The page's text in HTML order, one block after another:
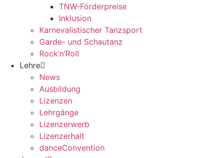
TNW-Förderpreise
Inklusion
Karnevalistischer Tanzsport
Garde- und Schautanz
Rock’n’Roll
Lehre
News
Ausbildung
Lizenzen
Lehrgänge
Lizenzerwerb
Lizenzerhalt
danceConvention